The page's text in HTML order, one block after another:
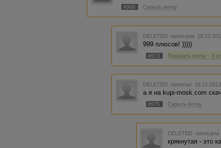
#968 Скрыть ветку
DELETED написала
999 плюсов! )))))
#973 Показать ветку - 3
DELETED написал
а я на kupi-mosk.com
#975 Скрыть ветку
DELETED
крякнутая - это